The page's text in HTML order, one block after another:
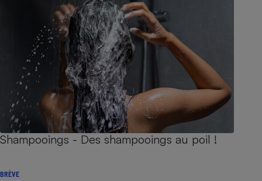
Shampooings - Des shampooings au poil !
BRÈVE